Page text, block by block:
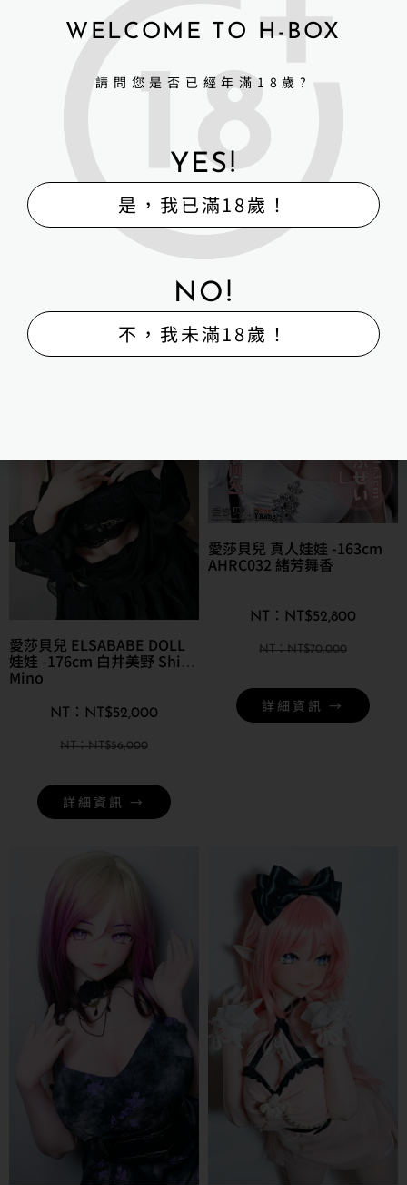
愛莎貝兒 ELSABABE DOLL
NT$40,000
NT$
詳細資訊 →
ELSABABE DOLL 愛莎貝兒
娃娃 -70cm (M半身) 渡邊由
乃 Watanabe Yuno
NT$58,000
52,000
詳細資訊 →
愛莎貝兒 ELSABABE DOLL
娃娃 -176cm 白井美野 Shirai
Mino
NT$56,000
NT$52,000
詳細資訊 →
愛莎貝兒 真人娃娃 -163cm
AHRC032 緒芳舞香
NT$70,000
NT$52,800
詳細資訊 →
WELCOME TO H-BOX
請問您是否已經年滿18歲?
YES!
是，我已滿18歲！
NO!
不，我未滿18歲！